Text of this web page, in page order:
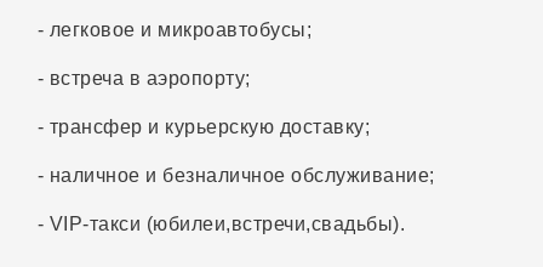
- легковое и микроавтобусы;
- встреча в аэропорту;
- трансфер и курьерскую доставку;
- наличное и безналичное обслуживание;
- VIP-такси (юбилеи,встречи,свадьбы).